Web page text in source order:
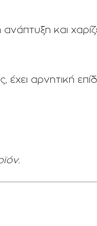
και
αρνητική